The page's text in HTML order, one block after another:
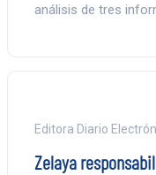
análisis de tres
Editora Diario
Zelaya